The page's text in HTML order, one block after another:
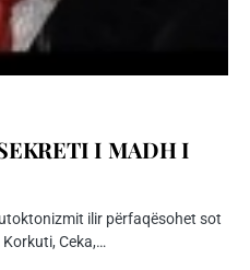
I MADH I
ilir përfaqësohet sot
Ceka,…